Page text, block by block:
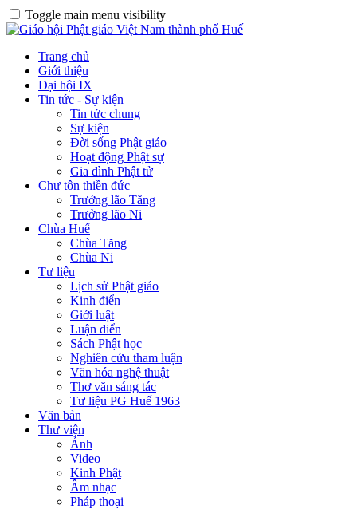
Toggle main menu visibility
Trang chủ
Giới thiệu
Đại hội IX
Tin tức - Sự kiện
Tin tức chung
Sự kiện
Đời sống Phật giáo
Hoạt động Phật sự
Gia đình Phật tử
Chư tôn thiền đức
Trưởng lão Tăng
Trưởng lão Ni
Chùa Huế
Chùa Tăng
Chùa Ni
Tư liệu
Lịch sử Phật giáo
Kinh điển
Giới luật
Luận điển
Sách Phật học
Nghiên cứu tham luận
Văn hóa nghệ thuật
Thơ văn sáng tác
Tư liệu PG Huế 1963
Văn bản
Thư viện
Ảnh
Video
Kinh Phật
Âm nhạc
Pháp thoại